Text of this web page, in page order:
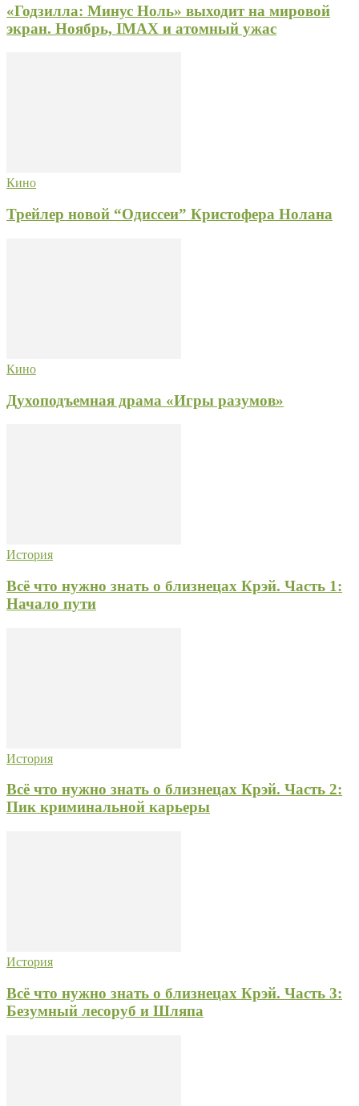
«Годзилла: Минус Ноль» выходит на мировой
экран. Ноябрь, IMAX и атомный ужас
Кино
Трейлер новой “Одиссеи” Кристофера Нолана
Кино
Духоподъемная драма «Игры разумов»
История
Всё что нужно знать о близнецах Крэй. Часть 1:
Начало пути
История
Всё что нужно знать о близнецах Крэй. Часть 2:
Пик криминальной карьеры
История
Всё что нужно знать о близнецах Крэй. Часть 3:
Безумный лесоруб и Шляпа